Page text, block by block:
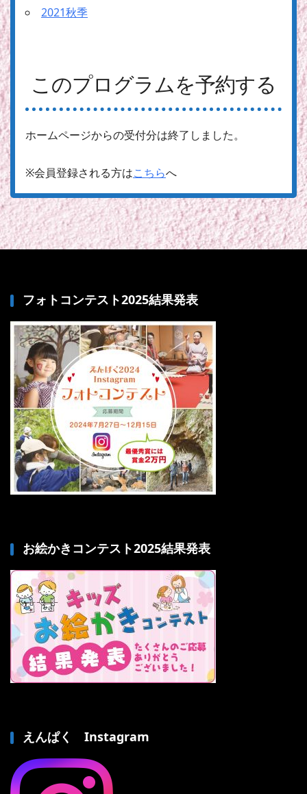
2021秋季
このプログラムを予約する
ホームページからの受付分は終了しました。
※会員登録される方はこちらへ
フォトコンテスト2025結果発表
お絵かきコンテスト2025結果発表
えんぱく Instagram